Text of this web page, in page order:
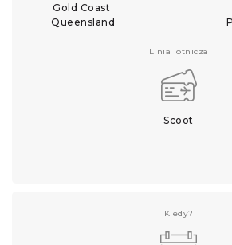
Gold Coast
Queensland
Linia lotnicza
Scoot
Kiedy?